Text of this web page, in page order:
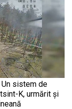
Un sistem de
K, urmărit și